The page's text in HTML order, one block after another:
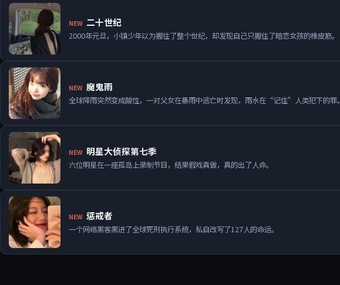
NEW 二十世纪
2000年元旦，小镇少年以为握住了整个世纪，却发现自己只握住了暗恋女孩的橡皮筋。
NEW 魔鬼雨
全球降雨突然变成酸性，一对父女在暴雨中逃亡时发现，雨水在“记住”人类犯下的罪。
NEW 明星大侦探第七季
六位明星在一座孤岛上录制节目，结果假戏真做，真的出了人命。
NEW 惩戒者
一个网络黑客黑进了全球死刑执行系统，私自改写了127人的命运。